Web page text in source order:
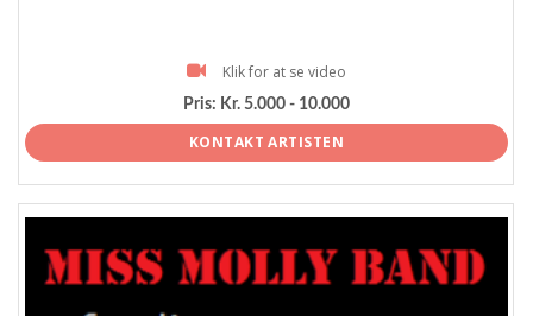
Klik for at se video
Pris: Kr. 5.000 - 10.000
KONTAKT ARTISTEN